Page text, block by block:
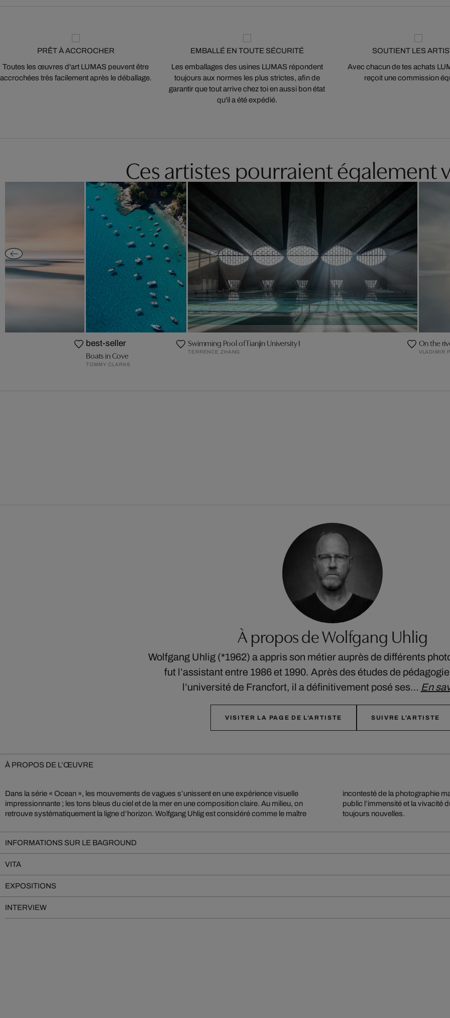
PRÊT À ACCROCHER
Toutes les œuvres d'art LUMAS peuvent être
accrochées très facilement après le déballage.
EMBALLÉ EN TOUTE SÉCURITÉ
Les emballages des usines LUMAS répondent
toujours aux normes les plus strictes, afin de
garantir que tout arrive chez toi en aussi bon état
qu'il a été expédié.
SOUTIENT LES
Avec chacun de tes achats
reçoit une commission
Ces artistes pourraient également
best-seller
Boats in Cove
TOMMY CLARKE
Swimming Pool of Tianjin University I
TERRENCE ZHANG
On the
VLADIMIR
À propos de Wolfgang Uhlig
Wolfgang Uhlig (*1962) a appris son métier auprès de différents
fut l’assistant entre 1986 et 1990. Après des études de
l’université de Francfort, il a définitivement posé ses… En
VISITER LA PAGE DE L'ARTISTE SUIVRE L'ARTISTE
À PROPOS DE L’ŒUVRE
Dans la série « Ocean », les mouvements de vagues s’unissent en une expérience visuelle
impressionnante ; les tons bleus du ciel et de la mer en une composition claire. Au milieu, on
retrouve systématiquement la ligne d’horizon. Wolfgang Uhlig est considéré comme le maître
incontesté de la photographie marine : grâce à son langage visuel réduit, il communique à son
public l’immensité et la vivacité du large ; et de surprendre ce dernier par des représentations
toujours nouvelles.
INFORMATIONS SUR LE BAGROUND
VITA
EXPOSITIONS
INTERVIEW